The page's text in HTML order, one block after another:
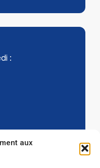
aux
:
mois :